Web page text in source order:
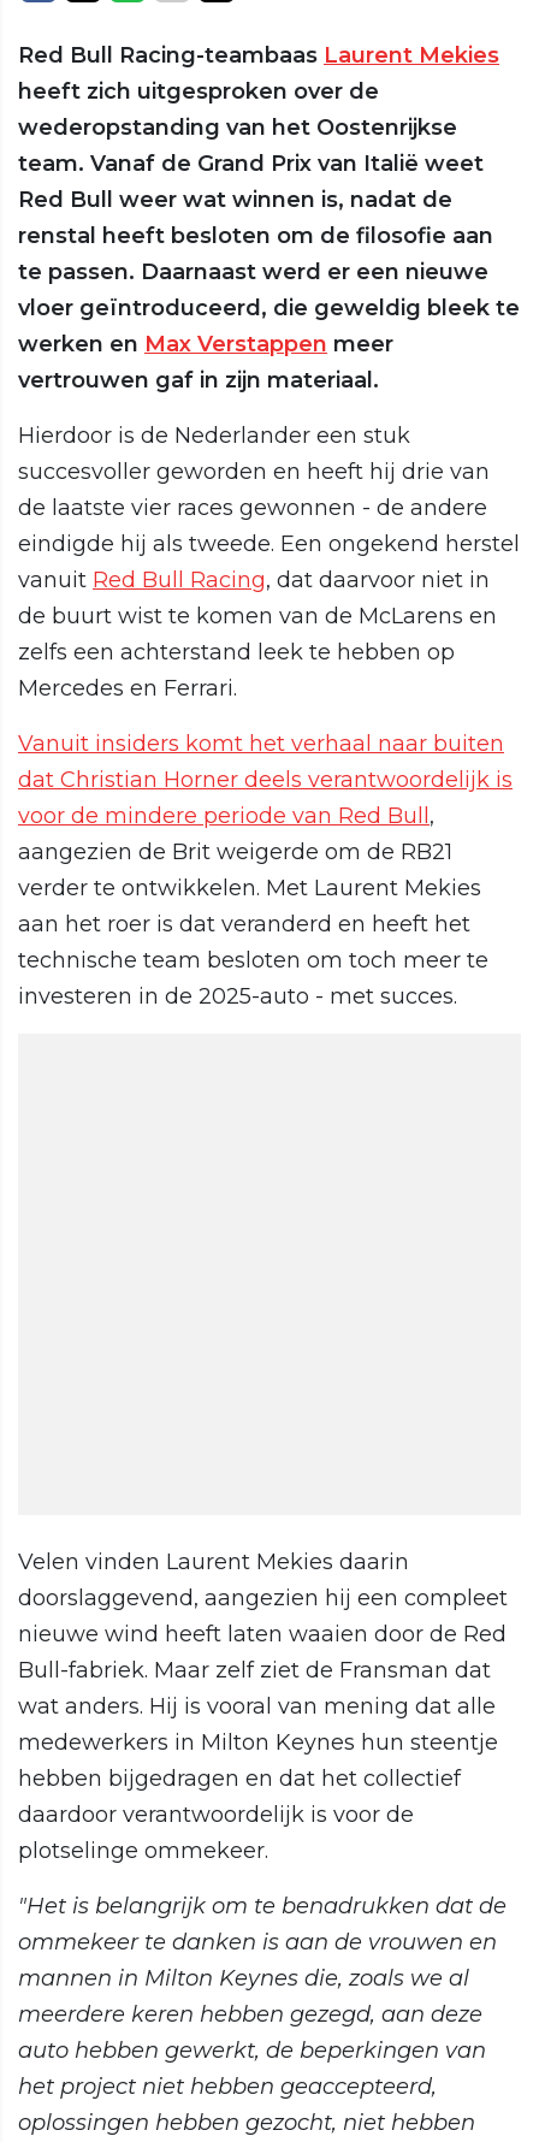
Red Bull Racing-teambaas Laurent Mekies
heeft zich uitgesproken over de
wederopstanding van het Oostenrijkse
team. Vanaf de Grand Prix van Italië weet
Red Bull weer wat winnen is, nadat de
renstal heeft besloten om de filosofie aan
te passen. Daarnaast werd er een nieuwe
vloer geïntroduceerd, die geweldig bleek te
werken en Max Verstappen meer
vertrouwen gaf in zijn materiaal.
Hierdoor is de Nederlander een stuk
succesvoller geworden en heeft hij drie van
de laatste vier races gewonnen - de andere
eindigde hij als tweede. Een ongekend herstel
vanuit Red Bull Racing, dat daarvoor niet in
de buurt wist te komen van de McLarens en
zelfs een achterstand leek te hebben op
Mercedes en Ferrari.
Vanuit insiders komt het verhaal naar buiten
dat Christian Horner deels verantwoordelijk is
voor de mindere periode van Red Bull,
aangezien de Brit weigerde om de RB21
verder te ontwikkelen. Met Laurent Mekies
aan het roer is dat veranderd en heeft het
technische team besloten om toch meer te
investeren in de 2025-auto - met succes.
Velen vinden Laurent Mekies daarin
doorslaggevend, aangezien hij een compleet
nieuwe wind heeft laten waaien door de Red
Bull-fabriek. Maar zelf ziet de Fransman dat
wat anders. Hij is vooral van mening dat alle
medewerkers in Milton Keynes hun steentje
hebben bijgedragen en dat het collectief
daardoor verantwoordelijk is voor de
plotselinge ommekeer.
"Het is belangrijk om te benadrukken dat de
ommekeer te danken is aan de vrouwen en
mannen in Milton Keynes die, zoals we al
meerdere keren hebben gezegd, aan deze
auto hebben gewerkt, de beperkingen van
het project niet hebben geaccepteerd,
oplossingen hebben gezocht, niet hebben